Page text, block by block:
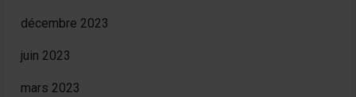
décembre 2023
juin 2023
mars 2023